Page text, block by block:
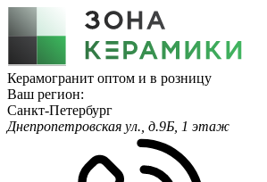
Керамогранит оптом и в розницу
Ваш регион:
Санкт-Петербург
Днепропетровская ул., д.9Б, 1 этаж